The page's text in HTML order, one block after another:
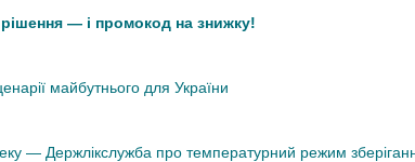
— і промокод на знижку!
майбутнього для України
— Держлікслужба про температурний режим